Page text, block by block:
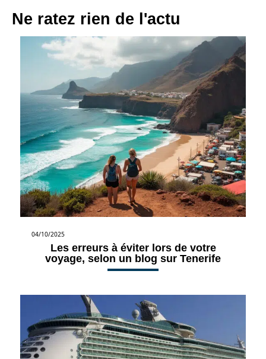
Ne ratez rien de l'actu
04/10/2025
Les erreurs à éviter lors de votre
voyage, selon un blog sur Tenerife